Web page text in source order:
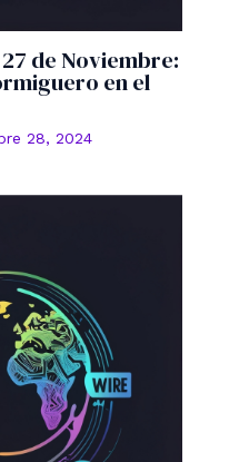
de Noviembre:
en el
28, 2024